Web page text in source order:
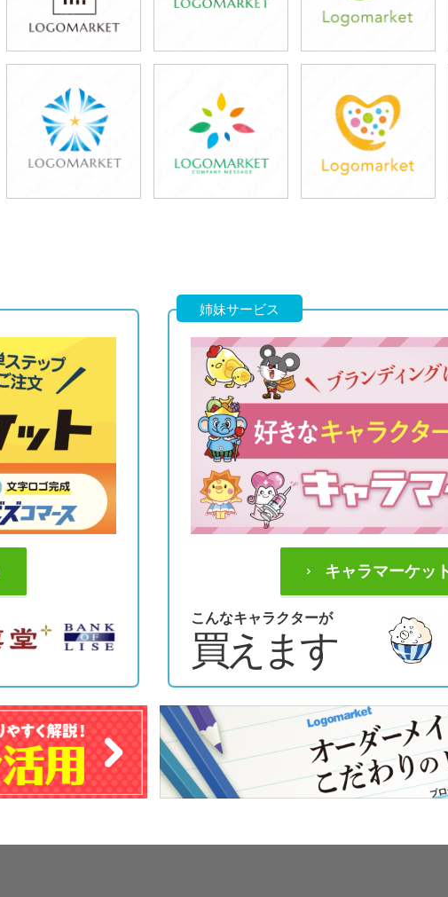
39,800円
(税込43,780円)
39,800円
(税込43,780円)
39,800円
(税込43,780円)
姉妹サービス
キャラマーケッ
こんなキャラクターが
買えます